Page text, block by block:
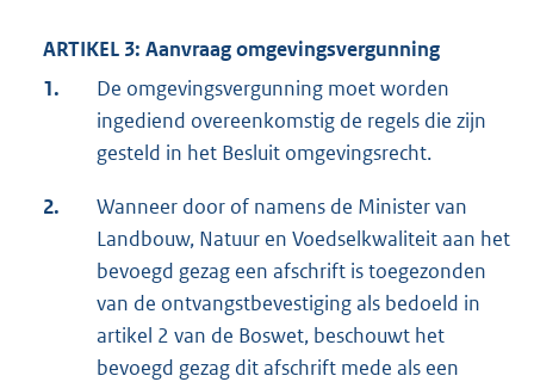
ARTIKEL 3: Aanvraag omgevingsvergunning
1.
De omgevingsvergunning moet worden
ingediend overeenkomstig de regels die zijn
gesteld in het Besluit omgevingsrecht.
2.
Wanneer door of namens de Minister van
Landbouw, Natuur en Voedselkwaliteit aan het
bevoegd gezag een af­schrift is toegezonden
van de ontvangstbevestiging als bedoeld in
artikel 2 van de Boswet, beschouwt het
bevoegd gezag dit afschrift mede als een